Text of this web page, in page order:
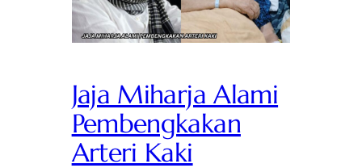
Jaja Miharja Alami
Pembengkakan
Arteri Kaki